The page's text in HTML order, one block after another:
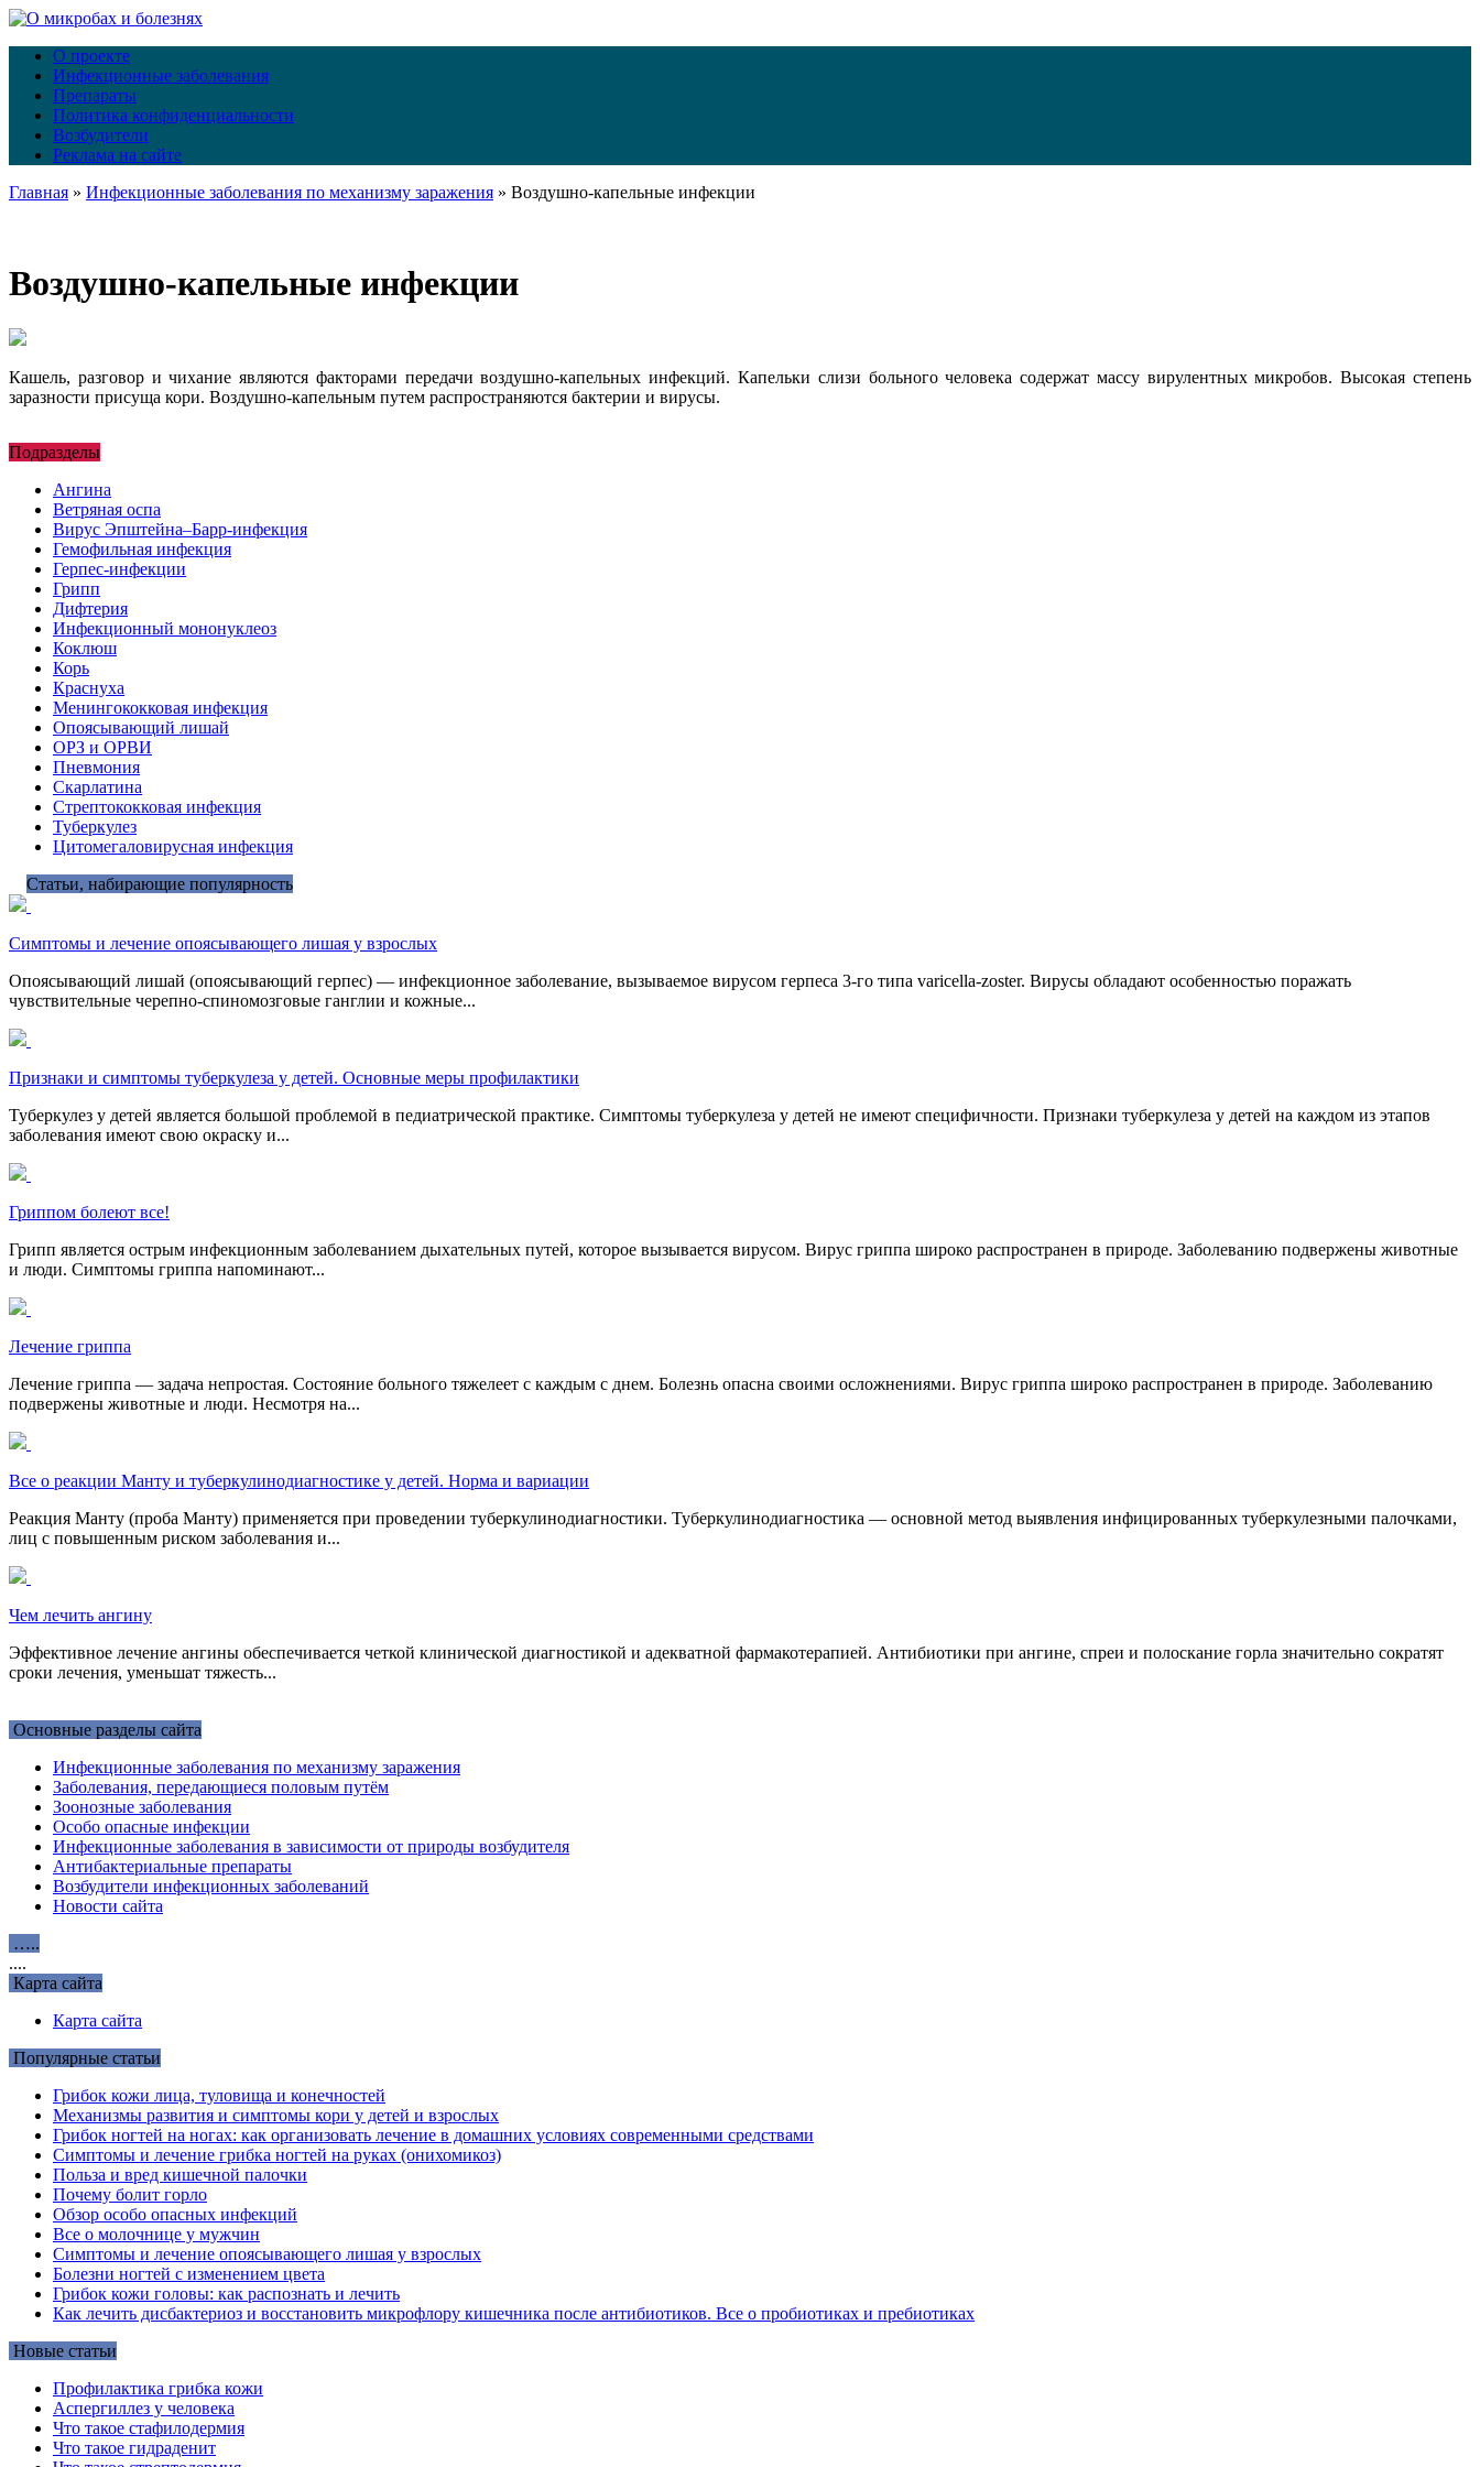
О проекте
Инфекционные заболевания
Препараты
Политика конфиденциальности
Возбудители
Реклама на сайте
Главная » Инфекционные заболевания по механизму заражения » Воздушно-капельные инфекции
Воздушно-капельные инфекции
Кашель, разговор и чихание являются факторами передачи воздушно-капельных инфекций. Капельки слизи больного человека содержат массу вирулентных микробов. Высокая степень
заразности присуща кори. Воздушно-капельным путем распространяются бактерии и вирусы.
Подразделы
Ангина
Ветряная оспа
Вирус Эпштейна–Барр-инфекция
Гемофильная инфекция
Герпес-инфекции
Грипп
Дифтерия
Инфекционный мононуклеоз
Коклюш
Корь
Краснуха
Менингококковая инфекция
Опоясывающий лишай
ОРЗ и ОРВИ
Пневмония
Скарлатина
Стрептококковая инфекция
Туберкулез
Цитомегаловирусная инфекция
Статьи, набирающие популярность
Симптомы и лечение опоясывающего лишая у взрослых
Опоясывающий лишай (опоясывающий герпес) — инфекционное заболевание, вызываемое вирусом герпеса 3-го типа varicella-zoster. Вирусы обладают особенностью поражать
чувствительные черепно-спиномозговые ганглии и кожные...
Признаки и симптомы туберкулеза у детей. Основные меры профилактики
Туберкулез у детей является большой проблемой в педиатрической практике. Симптомы туберкулеза у детей не имеют специфичности. Признаки туберкулеза у детей на каждом из этапов
заболевания имеют свою окраску и...
Гриппом болеют все!
Грипп является острым инфекционным заболеванием дыхательных путей, которое вызывается вирусом. Вирус гриппа широко распространен в природе. Заболеванию подвержены животные
и люди. Симптомы гриппа напоминают...
Лечение гриппа
Лечение гриппа — задача непростая. Состояние больного тяжелеет с каждым с днем. Болезнь опасна своими осложнениями. Вирус гриппа широко распространен в природе. Заболеванию
подвержены животные и люди. Несмотря на...
Все о реакции Манту и туберкулинодиагностике у детей. Норма и вариации
Реакция Манту (проба Манту) применяется при проведении туберкулинодиагностики. Туберкулинодиагностика — основной метод выявления инфицированных туберкулезными палочками,
лиц с повышенным риском заболевания и...
Чем лечить ангину
Эффективное лечение ангины обеспечивается четкой клинической диагностикой и адекватной фармакотерапией. Антибиотики при ангине, спреи и полоскание горла значительно сократят
сроки лечения, уменьшат тяжесть...
Основные разделы сайта
Инфекционные заболевания по механизму заражения
Заболевания, передающиеся половым путём
Зоонозные заболевания
Особо опасные инфекции
Инфекционные заболевания в зависимости от природы возбудителя
Антибактериальные препараты
Возбудители инфекционных заболеваний
Новости сайта
…..
....
Карта сайта
Карта сайта
Популярные статьи
Грибок кожи лица, туловища и конечностей
Механизмы развития и симптомы кори у детей и взрослых
Грибок ногтей на ногах: как организовать лечение в домашних условиях современными средствами
Симптомы и лечение грибка ногтей на руках (онихомикоз)
Польза и вред кишечной палочки
Почему болит горло
Обзор особо опасных инфекций
Все о молочнице у мужчин
Симптомы и лечение опоясывающего лишая у взрослых
Болезни ногтей с изменением цвета
Грибок кожи головы: как распознать и лечить
Как лечить дисбактериоз и восстановить микрофлору кишечника после антибиотиков. Все о пробиотиках и пребиотиках
Новые статьи
Профилактика грибка кожи
Аспергиллез у человека
Что такое стафилодермия
Что такое гидраденит